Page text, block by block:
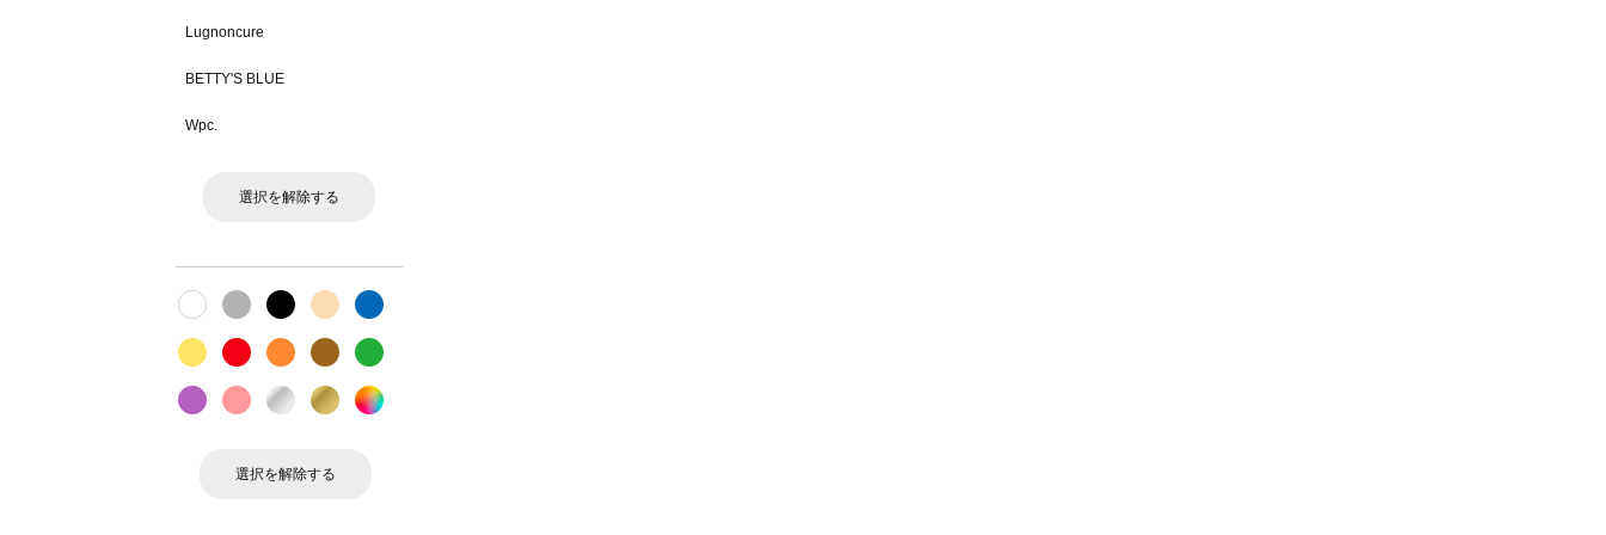
Lugnoncure
BETTY'S BLUE
Wpc.
選択を解除する
選択を解除する